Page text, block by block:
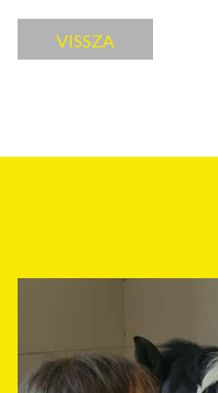
VISSZA